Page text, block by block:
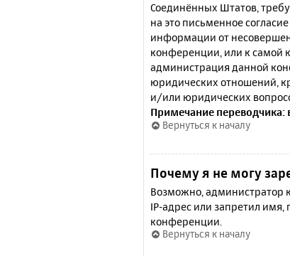
Соединённых Штатов,
на это письменное
информации от
конференции, или к самой
администрация данной
юридических отношений,
и/или юридических
Примечание переводчика:
Вернуться к началу
Почему я не могу
Возможно, администратор
IP-адрес или запретил
конференции.
Вернуться к началу